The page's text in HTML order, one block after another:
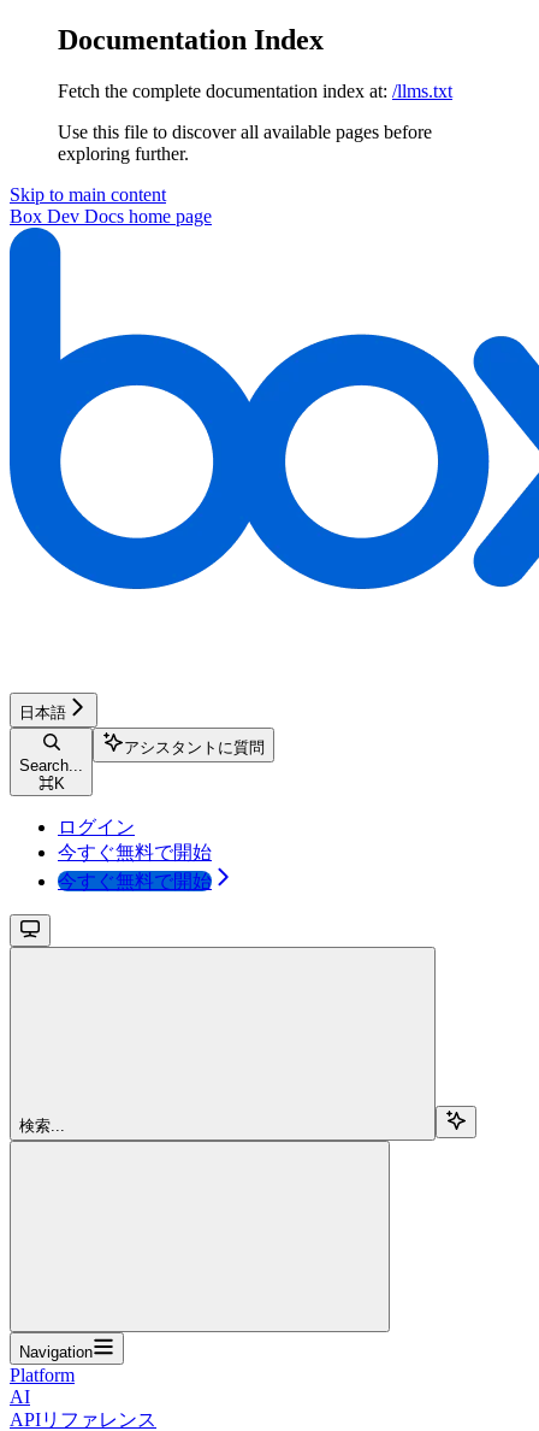
Documentation Index
Fetch the complete documentation index at: /llms.txt
Use this file to discover all available pages before
exploring further.
Skip to main content
Box Dev Docs home page
日本語
Search...
⌘K
アシスタントに質問
ログイン
今すぐ無料で開始
今すぐ無料で開始
検索...
Navigation
Platform
AI
APIリファレンス